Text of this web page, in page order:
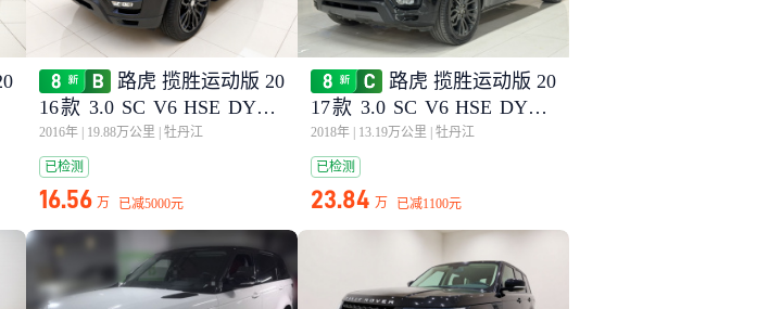
路虎 揽胜运动版 20
16款 3.0 SC V6 HSE DYNA
MIC
2016年 19.88万公里 牡丹江
已检测
16.56 万 已减5000元
路虎 揽胜运动版 20
17款 3.0 SC V6 HSE DYNA
MIC
2018年 13.19万公里 牡丹江
已检测
23.84 万 已减1100元